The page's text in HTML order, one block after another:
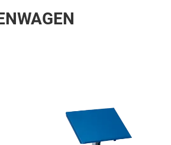
Zur Merkliste hinzufügen